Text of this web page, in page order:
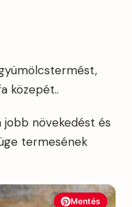
közepét..
növekedést és
termesének
Mentés